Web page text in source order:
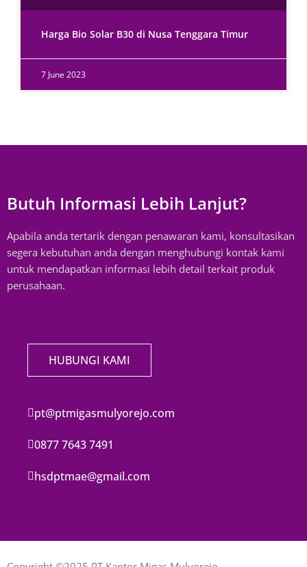
Harga Bio Solar B30 di Nusa Tenggara Timur
7 June 2023
Butuh Informasi Lebih Lanjut?
Apabila anda tertarik dengan penawaran kami, konsultasikan
segera kebutuhan anda dengan menghubungi kontak kami
untuk mendapatkan informasi lebih detail terkait produk
perusahaan.
HUBUNGI KAMI
pt@ptmigasmulyorejo.com
0877 7643 7491
hsdptmae@gmail.com